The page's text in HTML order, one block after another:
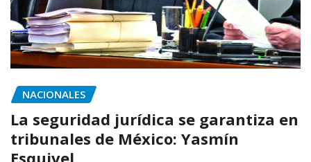
NACIONALES
La seguridad jurídica se garantiza en
tribunales de México: Yasmín